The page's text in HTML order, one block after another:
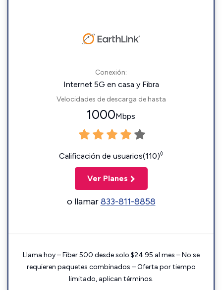
Conexión:
Internet 5G en casa y Fibra
Velocidades de descarga de hasta
1000Mbps
Calificación de usuarios(110)◊
Ver Planes
o llamar833-811-8858
Llama hoy – Fiber 500 desde solo $24.95 al mes – No se
requieren paquetes combinados – Oferta por tiempo
limitado, aplican términos.